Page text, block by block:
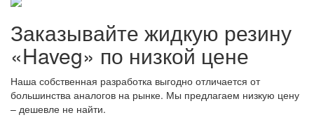
Заказывайте жидкую резину
«Haveg» по низкой цене
Наша собственная разработка выгодно отличается от
большинства аналогов на рынке. Мы предлагаем низкую цену
– дешевле не найти.